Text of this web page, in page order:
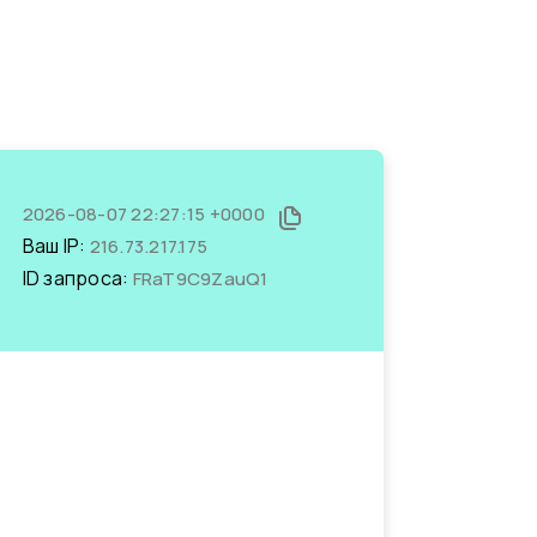
2026-08-07 22:27:15 +0000
Ваш IP: 216.73.217.175
ID запроса: FRaT9C9ZauQ1